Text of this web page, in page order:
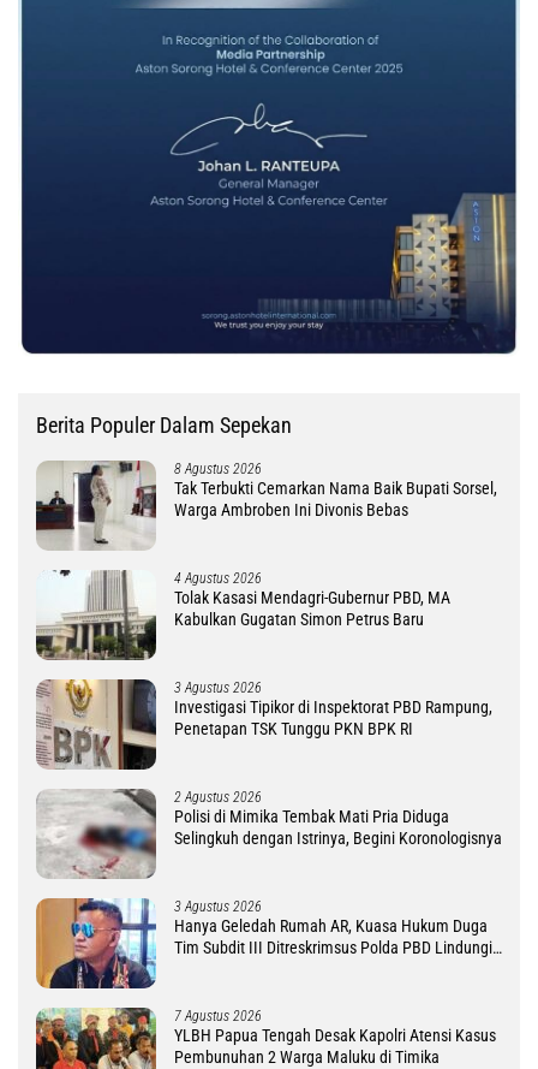
Berita Populer Dalam Sepekan
8 Agustus 2026
Tak Terbukti Cemarkan Nama Baik Bupati Sorsel,
Warga Ambroben Ini Divonis Bebas
4 Agustus 2026
Tolak Kasasi Mendagri-Gubernur PBD, MA
Kabulkan Gugatan Simon Petrus Baru
3 Agustus 2026
Investigasi Tipikor di Inspektorat PBD Rampung,
Penetapan TSK Tunggu PKN BPK RI
2 Agustus 2026
Polisi di Mimika Tembak Mati Pria Diduga
Selingkuh dengan Istrinya, Begini Koronologisnya
3 Agustus 2026
Hanya Geledah Rumah AR, Kuasa Hukum Duga
Tim Subdit III Ditreskrimsus Polda PBD Lindungi
7 Agustus 2026
YLBH Papua Tengah Desak Kapolri Atensi Kasus
Pembunuhan 2 Warga Maluku di Timika